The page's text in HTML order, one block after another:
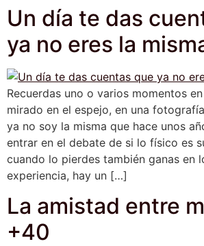
Un día te das
ya no eres la
Recuerdas uno o varios momentos
mirado en el espejo, en una
ya no soy la misma que hace unos
entrar en el debate de si lo físico es
cuando lo pierdes también ganas en
experiencia, hay un […]
La amistad entre
+40